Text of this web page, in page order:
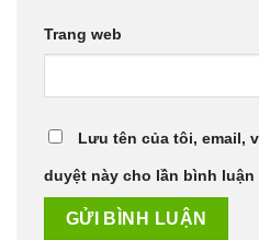
Trang web
Lưu tên của tôi, email,
duyệt này cho lần bình luận